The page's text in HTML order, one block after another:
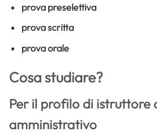
prova preselettiva
prova scritta
prova orale
Cosa studiare?
Per il profilo di istruttore
amministrativo